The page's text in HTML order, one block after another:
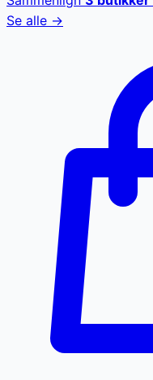
Se alle →